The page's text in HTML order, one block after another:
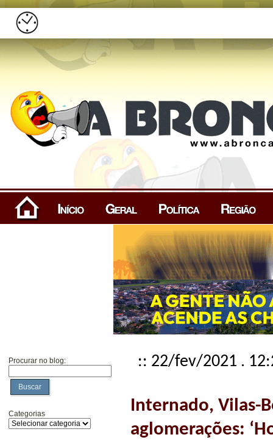
Procurar no blog:
Buscar
Categorias
:: 22/fev/2021 .
Internado, Vilas-
aglomerações: